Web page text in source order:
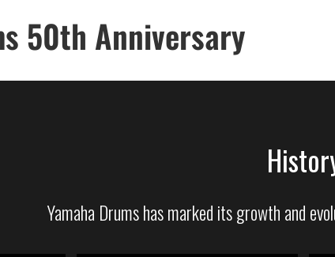
50th Anniversary
Yamaha Drums has marked its growth and